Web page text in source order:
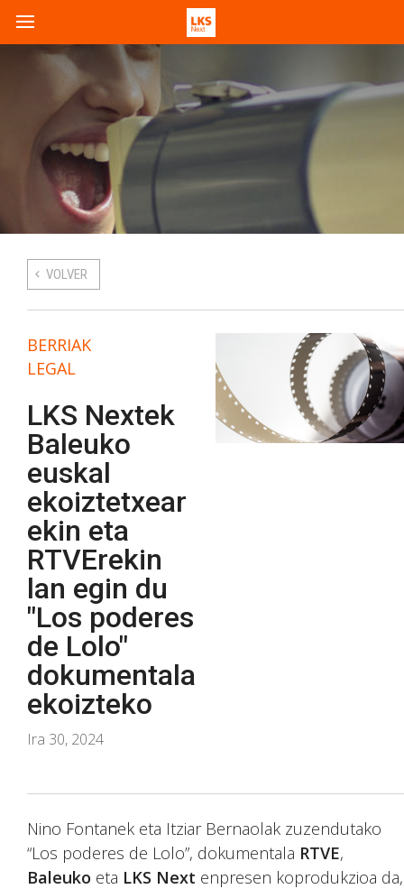
VOLVER
BERRIAK
LEGAL
LKS Nextek
Baleuko
euskal
ekoiztetxear
ekin eta
RTVErekin
lan egin du
"Los poderes
de Lolo"
dokumentala
ekoizteko
Ira 30, 2024
Nino Fontanek eta Itziar Bernaolak zuzendutako
“Los poderes de Lolo”, dokumentala RTVE,
Baleuko eta LKS Next enpresen koprodukzioa da,